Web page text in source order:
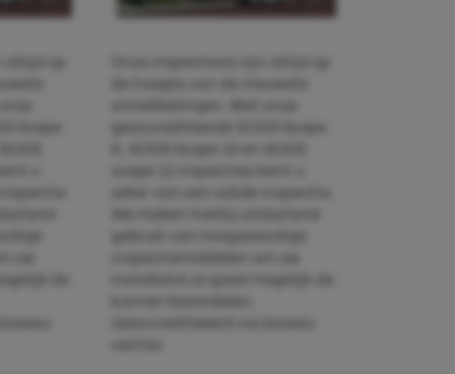
altijd op
Scope
u
uw
de
Onze inspecteurs zijn altijd op
de hoogte van de nieuwste
ontwikkelingen. Met onze
geaccrediteerde SCIOS Scope
8, SCIOS Scope 10 en SCIOS
scope 12 inspecties bent u
zeker van een solide inspectie.
We maken hierbij uitsluitend
gebruik van hoogwaardige
inspectiemiddelen om uw
installatie zo goed mogelijk de
kunnen beoordelen.
Geaccrediteeerd via bureau